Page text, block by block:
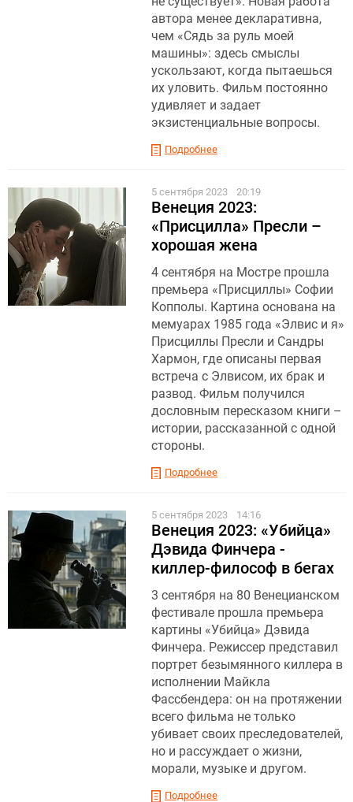
автора менее декларативна,
чем «Сядь за руль моей
машины»: здесь смыслы
ускользают, когда пытаешься
их уловить. Фильм постоянно
удивляет и задает
экзистенциальные вопросы.
Подробнее
5 сентября 2023 20:19
Венеция 2023:
«Присцилла» Пресли –
хорошая жена
4 сентября на Мостре прошла
премьера «Присциллы» Софии
Копполы. Картина основана на
мемуарах 1985 года «Элвис и я»
Присциллы Пресли и Сандры
Хармон, где описаны первая
встреча с Элвисом, их брак и
развод. Фильм получился
дословным пересказом книги –
истории, рассказанной с одной
стороны.
Подробнее
5 сентября 2023 14:16
Венеция 2023: «Убийца»
Дэвида Финчера -
киллер-философ в бегах
3 сентября на 80 Венецианском
фестивале прошла премьера
картины «Убийца» Дэвида
Финчера. Режиссер представил
портрет безымянного киллера в
исполнении Майкла
Фассбендера: он на протяжении
всего фильма не только
убивает своих преследователей,
но и рассуждает о жизни,
морали, музыке и другом.
Подробнее